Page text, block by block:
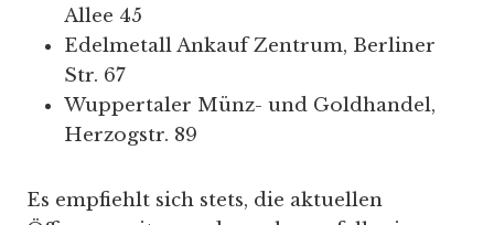
Allee 45
Edelmetall Ankauf Zentrum, Berliner
Str. 67
Wuppertaler Münz- und Goldhandel,
Herzogstr. 89
Es empfiehlt sich stets, die aktuellen